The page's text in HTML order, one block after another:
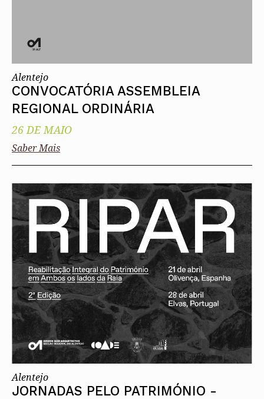
Alentejo
CONVOCATÓRIA ASSEMBLEIA
REGIONAL ORDINÁRIA
26 DE MAIO
Saber Mais
Alentejo
JORNADAS PELO PATRIMÓNIO -